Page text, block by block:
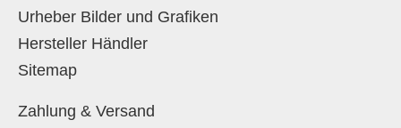
Urheber Bilder und Grafiken
Hersteller Händler
Sitemap
Zahlung & Versand